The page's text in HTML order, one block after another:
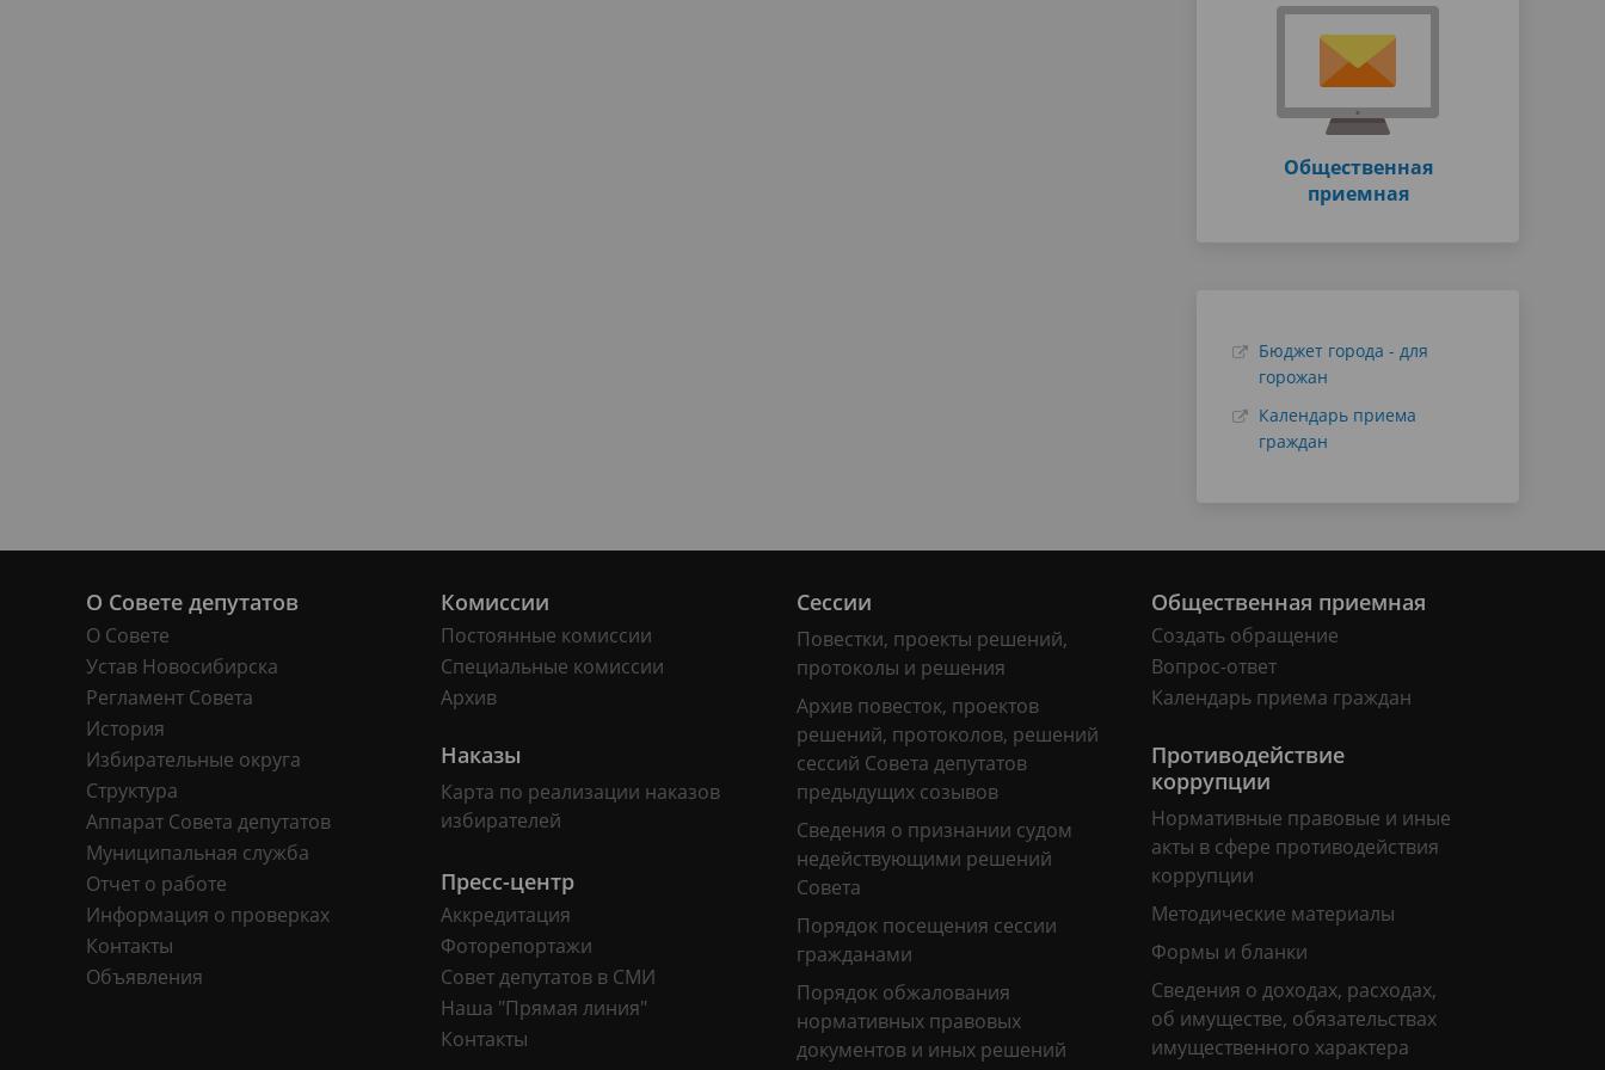
Общественная
приемная
Бюджет города - для
горожан
Календарь приема
граждан
О Совете депутатов
О Совете
Устав Новосибирска
Регламент Совета
История
Избирательные округа
Структура
Аппарат Совета депутатов
Муниципальная служба
Отчет о работе
Информация о проверках
Контакты
Объявления
Комиссии
Постоянные комиссии
Специальные комиссии
Архив
Сессии
Повестки, проекты решений,
протоколы и решения
Архив повесток, проектов
решений, протоколов, решений
сессий Совета депутатов
предыдущих созывов
Сведения о признании судом
недействующими решений
Совета
Порядок посещения сессии
гражданами
Порядок обжалования
нормативных правовых
документов и иных решений
Общественная приемная
Создать обращение
Вопрос-ответ
Календарь приема граждан
Наказы
Карта по реализации наказов
избирателей
Противодействие
коррупции
Нормативные правовые и иные
акты в сфере противодействия
коррупции
Методические материалы
Формы и бланки
Сведения о доходах, расходах,
об имуществе, обязательствах
имущественного характера
Пресс-центр
Аккредитация
Фоторепортажи
Совет депутатов в СМИ
Наша "Прямая линия"
Контакты